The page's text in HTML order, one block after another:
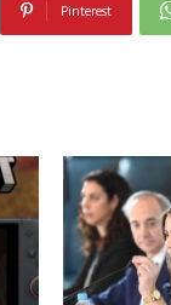
Pinterest